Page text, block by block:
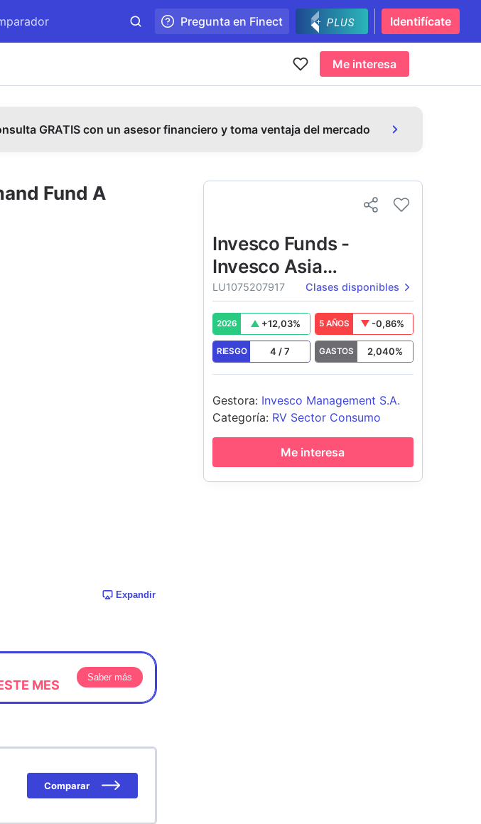
Pregunta en Finect Identifícate
Me interesa
GRATIS con un asesor financiero y toma ventaja del mercado
Fund A
Expandir
MES
Saber más
Comparar
Invesco Funds -
Invesco Asia
Consumer Demand
Fund
LU1075207917 Clases disponibles
2026 +12,03% 5 AÑOS -0,86%
RIESGO 4 /7 GASTOS 2,040%
Gestora: Invesco Management S.A.
Categoría: RV Sector Consumo
Me interesa